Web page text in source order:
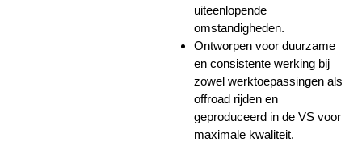
uiteenlopende
omstandigheden.
Ontworpen voor duurzame
en consistente werking bij
zowel werktoepassingen als
offroad rijden en
geproduceerd in de VS voor
maximale kwaliteit.